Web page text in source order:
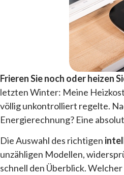
Frieren Sie noch oder heizen
letzten Winter: Meine
völlig unkontrolliert regelte.
Energierechnung? Eine
Die Auswahl des richtigen
unzähligen Modellen,
schnell den Überblick.